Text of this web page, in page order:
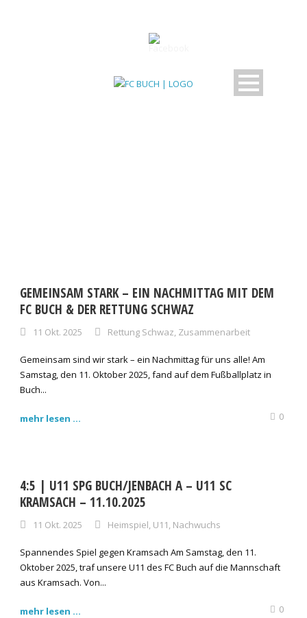
GEMEINSAM STARK – EIN NACHMITTAG MIT DEM
FC BUCH & DER RETTUNG SCHWAZ
11 Okt. 2025 Rettung Schwaz Zusammenarbeit
Gemeinsam sind wir stark – ein Nachmittag für uns alle! Am
Samstag, den 11. Oktober 2025, fand auf dem Fußballplatz in
Buch...
mehr lesen ... 0
4:5 | U11 SPG BUCH/JENBACH A – U11 SC
KRAMSACH – 11.10.2025
11 Okt. 2025 Heimspiel U11 Nachwuchs
Spannendes Spiel gegen Kramsach Am Samstag, den 11.
Oktober 2025, traf unsere U11 des FC Buch auf die Mannschaft
aus Kramsach. Von...
mehr lesen ... 0